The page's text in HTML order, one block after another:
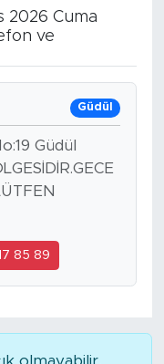
2026 Cuma
ve
Güdül
Güdül
85 89